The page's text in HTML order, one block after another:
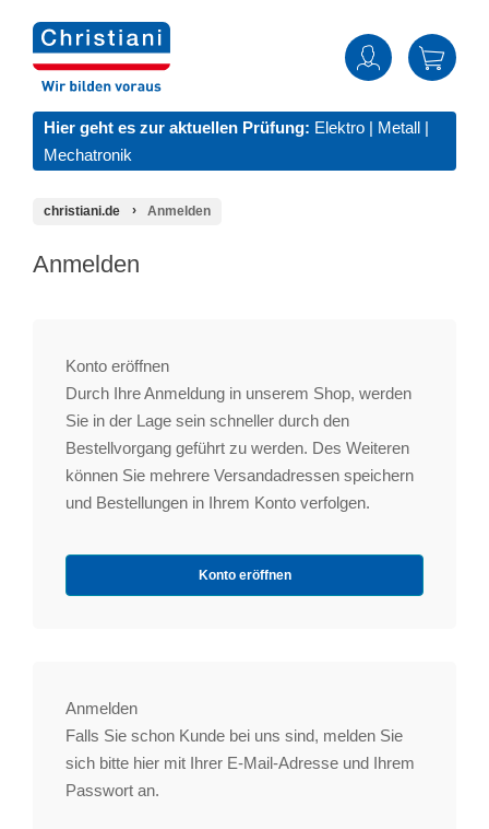
Hier geht es zur aktuellen Prüfung: Elektro | Metall |
Mechatronik
christiani.de Anmelden
Anmelden
Konto eröffnen
Durch Ihre Anmeldung in unserem Shop, werden
Sie in der Lage sein schneller durch den
Bestellvorgang geführt zu werden. Des Weiteren
können Sie mehrere Versandadressen speichern
und Bestellungen in Ihrem Konto verfolgen.
Konto eröffnen
Anmelden
Falls Sie schon Kunde bei uns sind, melden Sie
sich bitte hier mit Ihrer E-Mail-Adresse und Ihrem
Passwort an.